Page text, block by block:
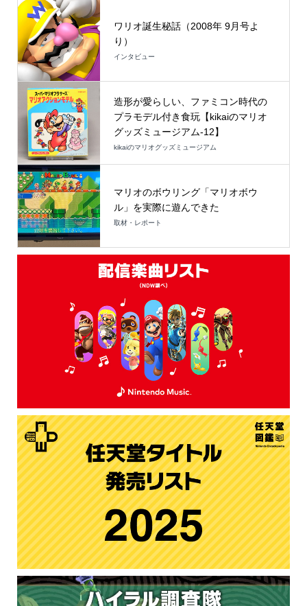
ワリオ誕生秘話（2008年 9月号よ
り）
インタビュー
造形が愛らしい、ファミコン時代の
プラモデル付き食玩【kikaiのマリオ
グッズミュージアム-12】
kikaiのマリオグッズミュージアム
マリオのボウリング「マリオボウ
ル」を実際に遊んできた
取材・レポート